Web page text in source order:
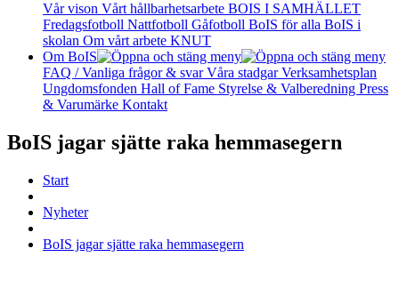
Vår vison Vårt hållbarhetsarbete BOIS I SAMHÄLLET
Fredagsfotboll Nattfotboll Gåfotboll BoIS för alla BoIS i
skolan Om vårt arbete KNUT
Om BoIS
FAQ / Vanliga frågor & svarVåra stadgarVerksamhetsplan
Ungdomsfonden Hall of Fame Styrelse & Valberedning Press
& Varumärke Kontakt
BoIS jagar sjätte raka hemmasegern
Start
Nyheter
BoIS jagar sjätte raka hemmasegern